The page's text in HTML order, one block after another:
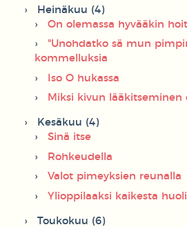
Heinäkuu (4)
On olemassa hyvääkin
"Unohdatko sä mun
kommelluksia
Iso O hukassa
Miksi kivun lääkitseminen
Kesäkuu (4)
Sinä itse
Rohkeudella
Valot pimeyksien reunalla
Ylioppilaaksi kaikesta
Toukokuu (6)